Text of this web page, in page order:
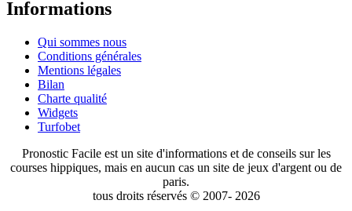
Informations
Qui sommes nous
Conditions générales
Mentions légales
Bilan
Charte qualité
Widgets
Turfobet
Pronostic Facile est un site d'informations et de conseils sur les
courses hippiques, mais en aucun cas un site de jeux d'argent ou de
paris.
tous droits réservés © 2007- 2026